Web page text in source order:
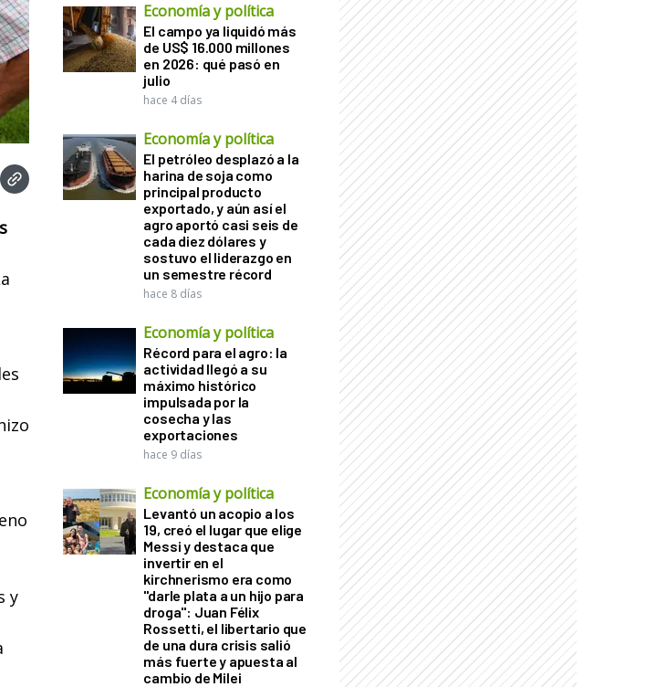
y
Economía y política
El campo ya liquidó más
de US$ 16.000 millones
en 2026: qué pasó en
julio
hace 4 días
Economía y política
El petróleo desplazó a la
harina de soja como
principal producto
exportado, y aún así el
agro aportó casi seis de
cada diez dólares y
sostuvo el liderazgo en
un semestre récord
hace 8 días
Economía y política
Récord para el agro: la
actividad llegó a su
máximo histórico
impulsada por la
cosecha y las
exportaciones
hace 9 días
Economía y política
Levantó un acopio a los
19, creó el lugar que elige
Messi y destaca que
invertir en el
kirchnerismo era como
"darle plata a un hijo para
droga": Juan Félix
Rossetti, el libertario que
de una dura crisis salió
más fuerte y apuesta al
cambio de Milei